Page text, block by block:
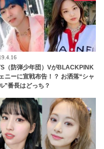
（防弾少年団）VがBLACKPINK
ニーに宣戦布告！？ お洒落“シャ
”番長はどっち？